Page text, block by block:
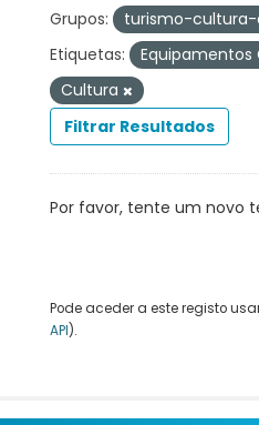
Grupos:
turismo-
Etiquetas:
Equipamentos
Cultura
Filtrar Resultados
Por favor, tente um novo
Pode aceder a este registo
API).